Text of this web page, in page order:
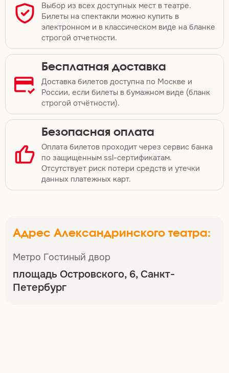
Выбор из всех доступных мест в театре.
Билеты на спектакли можно купить в
электронном и в классическом виде на бланке
строгой отчетности.
Бесплатная доставка
Доставка билетов доступна по Москве и
России, если билеты в бумажном виде (бланк
строгой отчётности).
Безопасная оплата
Оплата билетов проходит через сервис банка
по защищенным ssl-сертификатам.
Отсутствует риск потери средств и утечки
данных платежных карт.
Адрес Александринского театра:
Метро Гостиный двор
площадь Островского, 6, Санкт-
Петербург